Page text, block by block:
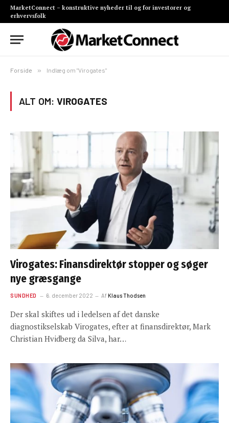
MarketConnect – konstruktive nyheder til og for investorer og
erhvervsfolk
Forside » Indlæg om "Virogates"
ALT OM: VIROGATES
Virogates: Finansdirektør stopper og søger
nye græsgange
SUNDHED 6. december 2022 AfKlaus Thodsen
Der skal skiftes ud i ledelsen af det danske
diagnostikselskab Virogates, efter at finansdirektør, Mark
Christian Hvidberg da Silva, har…